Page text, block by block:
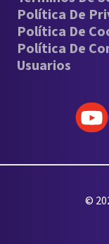
Política De
Política De
Política De
Usuarios
©